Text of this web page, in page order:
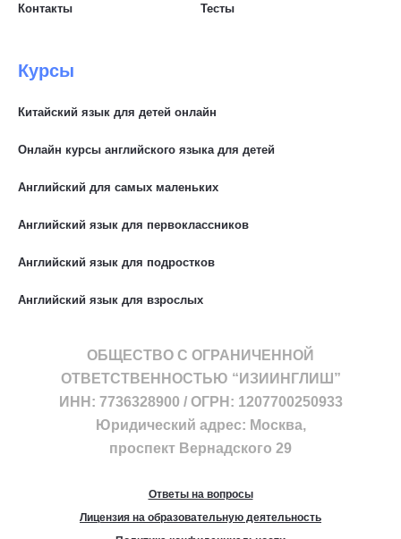
Контакты Тесты
Курсы
Китайский язык для детей онлайн
Онлайн курсы английского языка для детей
Английский для самых маленьких
Английский язык для первоклассников
Английский язык для подростков
Английский язык для взрослых
ОБЩЕСТВО С ОГРАНИЧЕННОЙ
ОТВЕТСТВЕННОСТЬЮ “ИЗИИНГЛИШ”
ИНН: 7736328900 / ОГРН: 1207700250933
Юридический адрес: Москва,
проспект Вернадского 29
Ответы на вопросы
Лицензия на образовательную деятельность